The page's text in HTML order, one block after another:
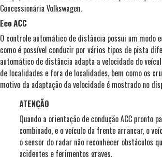
Concessionária Volkswagen.
Eco ACC
O controle automático de distância possui um modo
como é possível conduzir por vários tipos de pista
automático de distância adapta a velocidade do
de localidades e fora de localidades, bem como os
motivo da adaptação da velocidade é mostrado no
ATENÇÃO
Quando a orientação de condução ACC pronto
combinado, e o veículo da frente arrancar, o
o sensor do radar não reconhecer obstáculos
acidentes e ferimentos graves.